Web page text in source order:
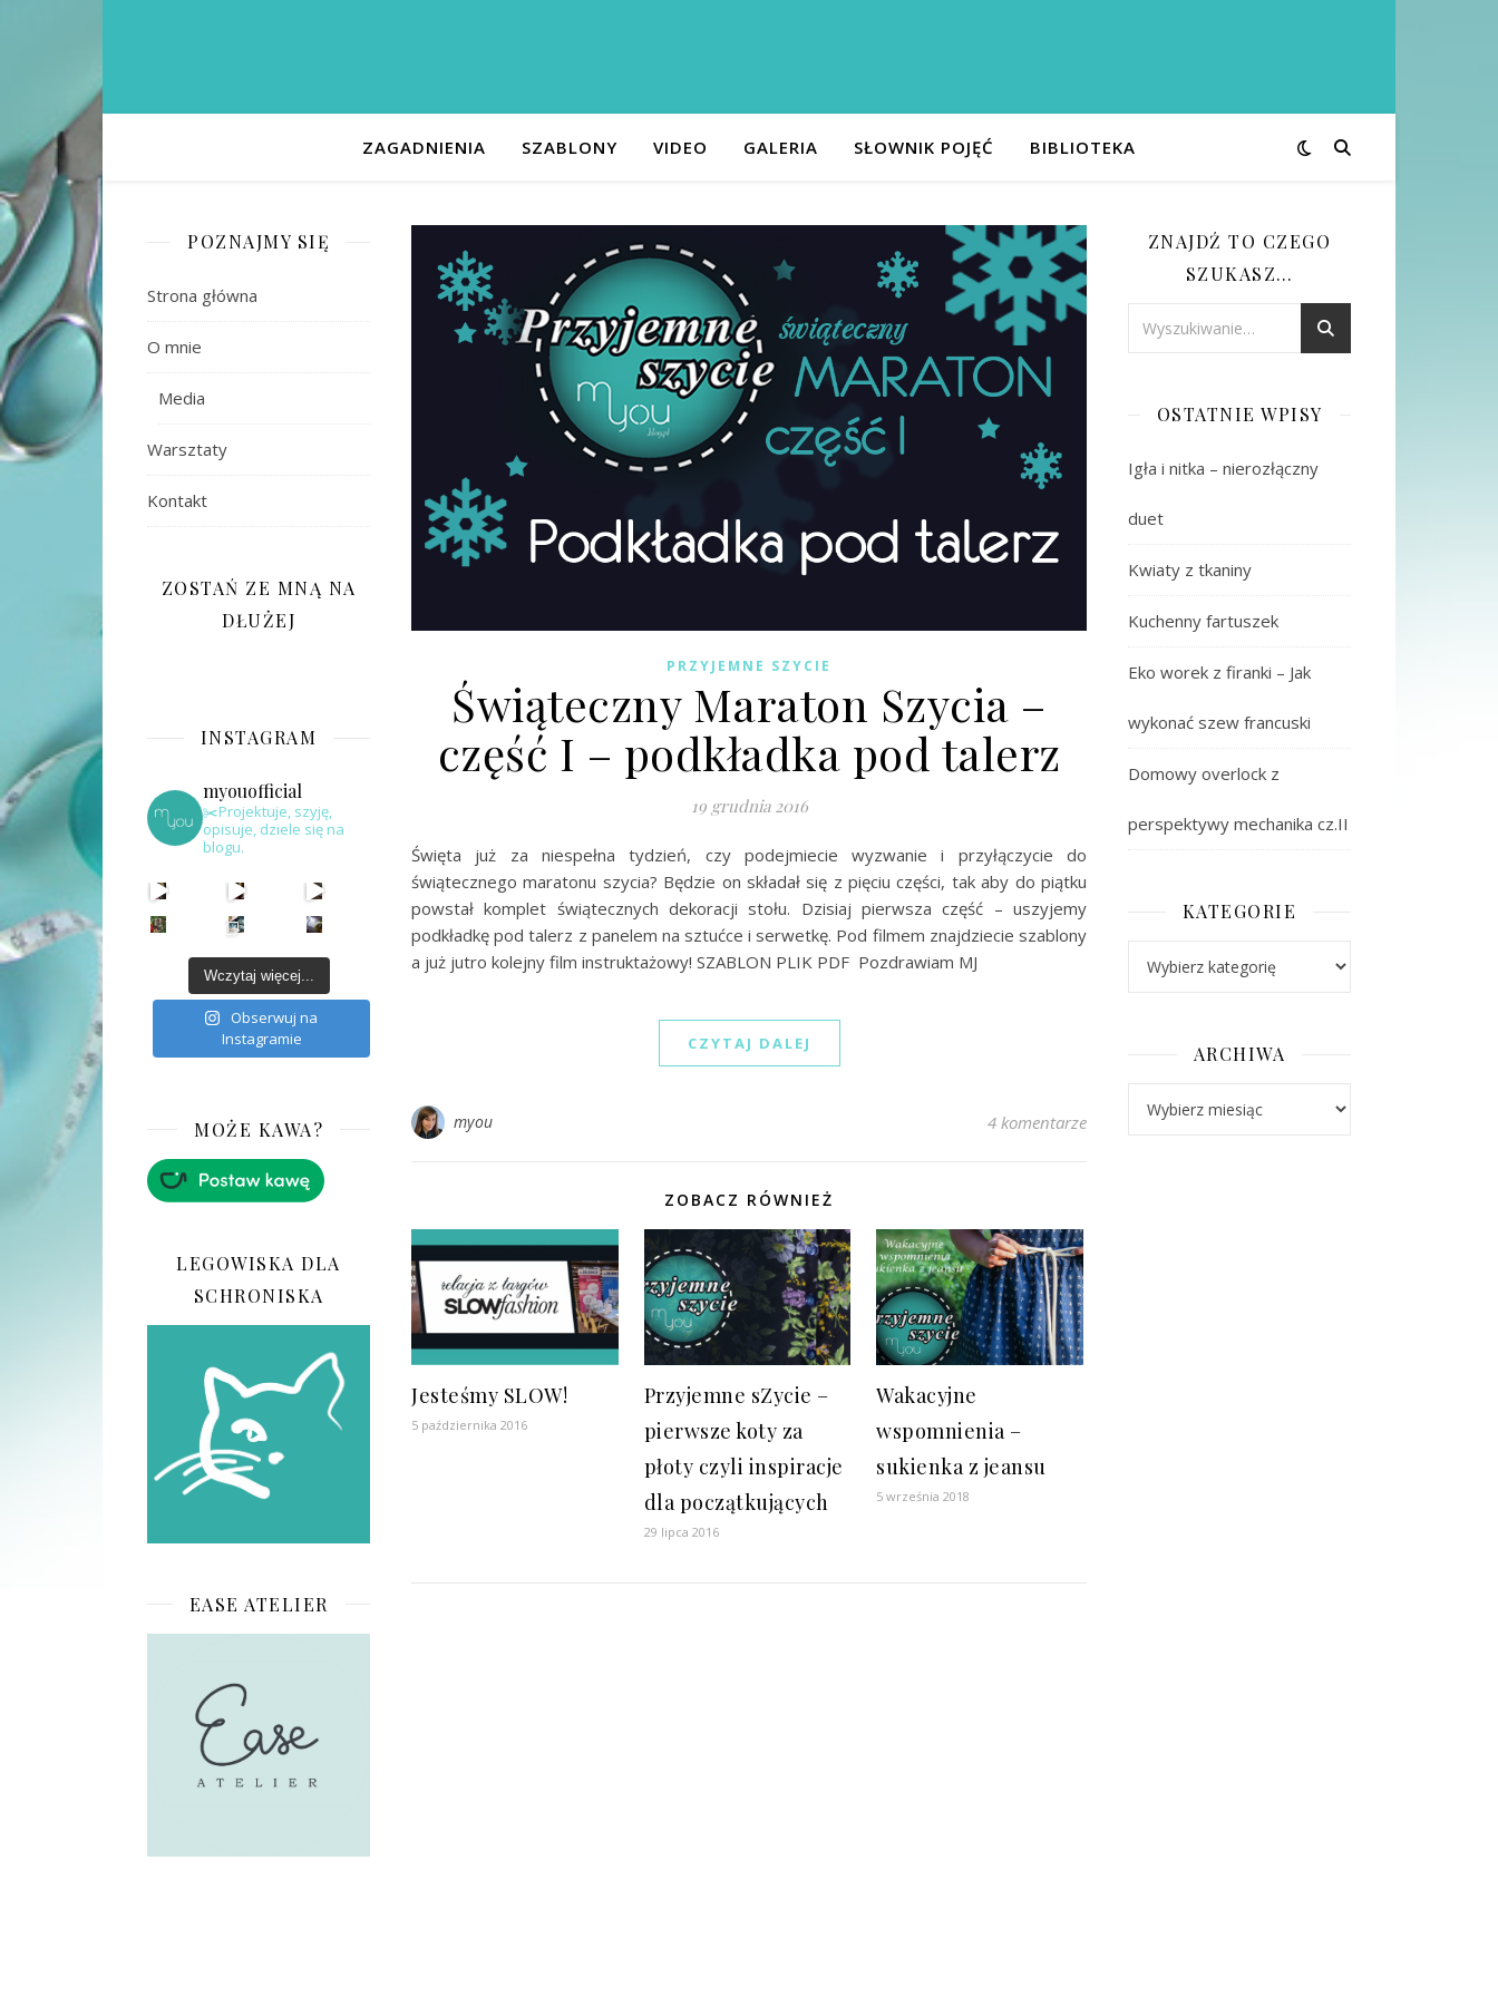
ZAGADNIENIA SZABLONY VIDEO GALERIA SŁOWNIK POJĘĆ BIBLIOTEKA
POZNAJMY SIĘ
Strona główna
O mnie
Media
Warsztaty
Kontakt
ZOSTAŃ ZE MNĄ NA
DŁUŻEJ
INSTAGRAM
myouofficial
✂️Projektuje, szyję,
opisuje, dziele się na
blogu.
Wczytaj więcej...
Obserwuj na
Instagramie
MOŻE KAWA?
LEGOWISKA DLA
SCHRONISKA
EASE ATELIER
PRZYJEMNE SZYCIE
Świąteczny Maraton Szycia –
część I – podkładka pod talerz
19 grudnia 2016
Święta już za niespełna tydzień, czy podejmiecie wyzwanie i przyłączycie do
świątecznego maratonu szycia? Będzie on składał się z pięciu części, tak aby do piątku
powstał komplet świątecznych dekoracji stołu. Dzisiaj pierwsza część – uszyjemy
podkładkę pod talerz z panelem na sztućce i serwetkę. Pod filmem znajdziecie szablony
a już jutro kolejny film instruktażowy! SZABLON PLIK PDF Pozdrawiam MJ
CZYTAJ DALEJ
myou 4 komentarze
ZOBACZ RÓWNIEŻ
Jesteśmy SLOW!
5 października 2016
Przyjemne sZycie –
pierwsze koty za
płoty czyli inspiracje
dla początkujących
29 lipca 2016
Wakacyjne
wspomnienia –
sukienka z jeansu
5 września 2018
ZNAJDŹ TO CZEGO
SZUKASZ…
OSTATNIE WPISY
Igła i nitka – nierozłączny
duet
Kwiaty z tkaniny
Kuchenny fartuszek
Eko worek z firanki – Jak
wykonać szew francuski
Domowy overlock z
perspektywy mechanika cz.II
KATEGORIE
ARCHIWA